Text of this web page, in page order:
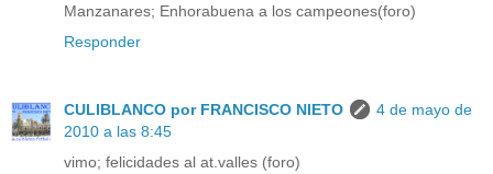
Manzanares; Enhorabuena a los campeones(foro)
Responder
CULIBLANCO por FRANCISCO NIETO
4 de mayo de
2010 a las 8:45
vimo; felicidades al at.valles (foro)